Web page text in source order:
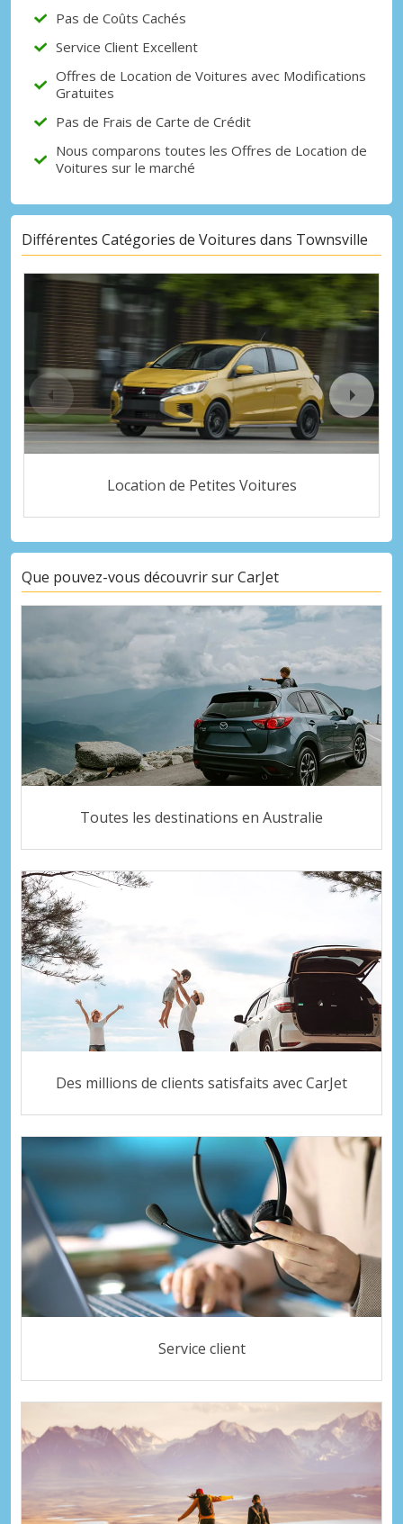
Pas de Coûts Cachés
Service Client Excellent
Offres de Location de Voitures avec Modifications
Gratuites
Pas de Frais de Carte de Crédit
Nous comparons toutes les Offres de Location de
Voitures sur le marché
Différentes Catégories de Voitures dans Townsville
Location de Petites Voitures
Que pouvez-vous découvrir sur CarJet
Toutes les destinations en Australie
Des millions de clients satisfaits avec CarJet
Service client